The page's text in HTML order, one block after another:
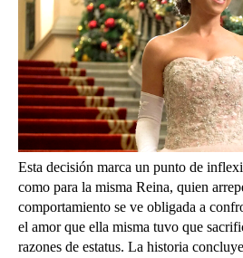
Esta decisión marca un punto de
como para la misma Reina, quien
comportamiento se ve obligada a
el amor que ella misma tuvo que
razones de estatus. La historia